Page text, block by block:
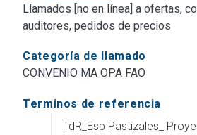
Llamados [no en línea] a ofertas,
auditores, pedidos de precios
Categoría de llamado
CONVENIO MA OPA FAO
Terminos de referencia
TdR_Esp Pastizales_